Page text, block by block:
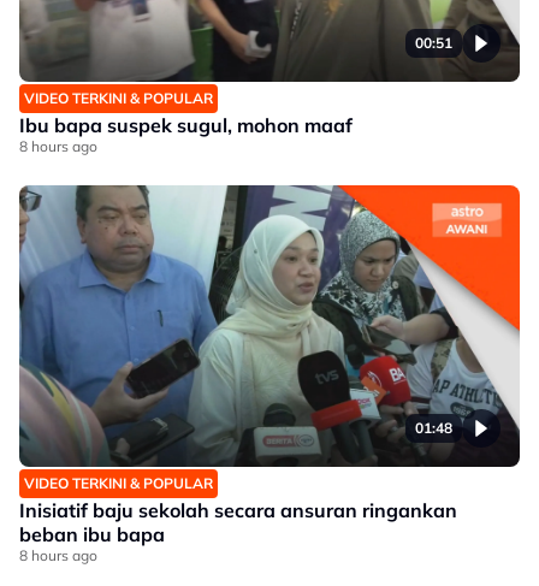
00:51
VIDEO TERKINI & POPULAR
Ibu bapa suspek sugul, mohon maaf
8 hours ago
01:48
VIDEO TERKINI & POPULAR
Inisiatif baju sekolah secara ansuran ringankan
beban ibu bapa
8 hours ago